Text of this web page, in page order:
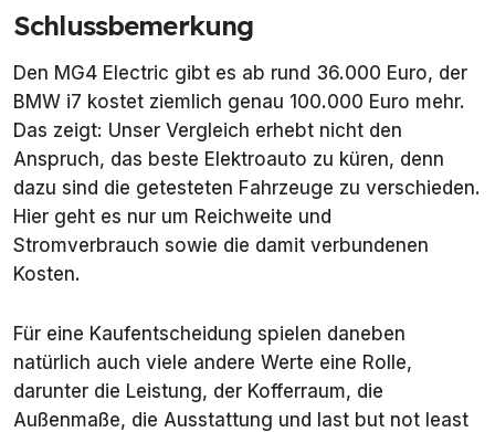
Schlussbemerkung
Den MG4 Electric gibt es ab rund 36.000 Euro, der
BMW i7 kostet ziemlich genau 100.000 Euro mehr.
Das zeigt: Unser Vergleich erhebt nicht den
Anspruch, das beste Elektroauto zu küren, denn
dazu sind die getesteten Fahrzeuge zu verschieden.
Hier geht es nur um Reichweite und
Stromverbrauch sowie die damit verbundenen
Kosten.
Für eine Kaufentscheidung spielen daneben
natürlich auch viele andere Werte eine Rolle,
darunter die Leistung, der Kofferraum, die
Außenmaße, die Ausstattung und last but not least